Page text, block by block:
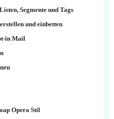
Segmente und Tags
und einbetten
in Mail
Opera Stil